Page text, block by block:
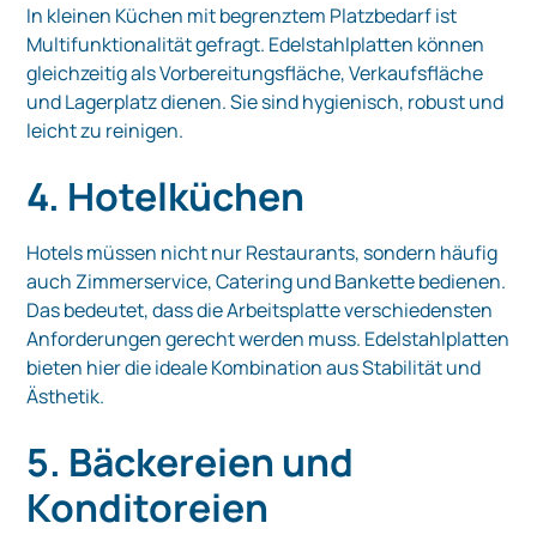
In kleinen Küchen mit begrenztem Platzbedarf ist
Multifunktionalität gefragt. Edelstahlplatten können
gleichzeitig als Vorbereitungsfläche, Verkaufsfläche
und Lagerplatz dienen. Sie sind hygienisch, robust und
leicht zu reinigen.
4. Hotelküchen
Hotels müssen nicht nur Restaurants, sondern häufig
auch Zimmerservice, Catering und Bankette bedienen.
Das bedeutet, dass die Arbeitsplatte verschiedensten
Anforderungen gerecht werden muss. Edelstahlplatten
bieten hier die ideale Kombination aus Stabilität und
Ästhetik.
5. Bäckereien und
Konditoreien